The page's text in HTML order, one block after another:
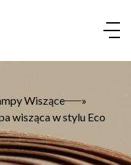
Wiszące
»
wisząca w stylu Eco